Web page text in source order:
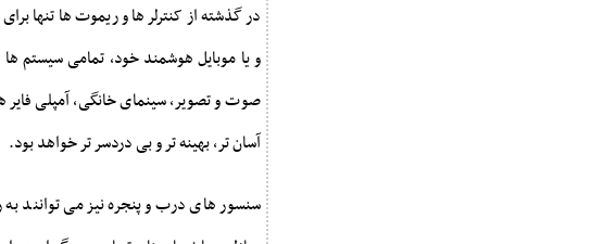
در گذشته از کنترلر ها و ریموت ها تنها
و یا موبایل هوشمند خود، تمامی سیستم
صوت و تصویر، سینمای خانگی، آمپلی فایر
آسان تر، بهینه تر و بی دردسر تر خواهد بود.
سنسور های درب و پنجره نیز می توانند